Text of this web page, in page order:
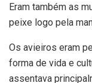
Eram também as
peixe logo pela
Os avieiros eram
forma de vida e
assentava